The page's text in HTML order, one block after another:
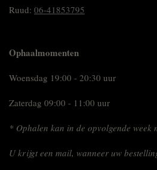
Ruud: 06-41853795
Ophaalmomenten
Woensdag 19:00 - 20:30 uur
Zaterdag 09:00 - 11:00 uur
* Ophalen kan in de opvolgende week
U krijgt een mail, wanneer uw